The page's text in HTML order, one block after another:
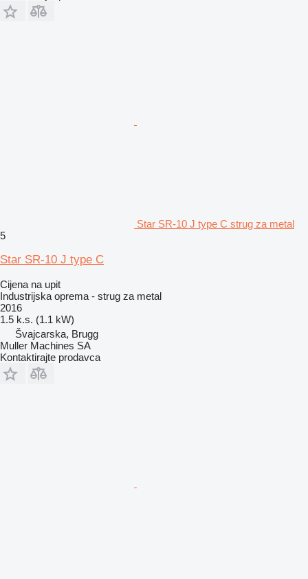
Star SR-10 J type C strug za metal
5
Star SR-10 J type C
Cijena na upit
Industrijska oprema - strug za metal
2016
1.5 k.s. (1.1 kW)
Švајcarska, Brugg
Muller Machines SA
Kontaktirajte prodavca